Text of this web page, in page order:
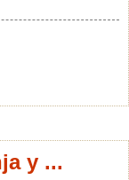
y ...